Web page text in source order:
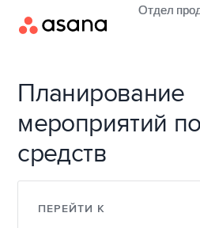
Отдел
Планирование
мероприятий
средств
ПЕРЕЙТИ К